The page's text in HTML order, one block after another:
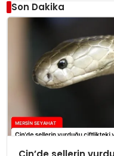
Son Dakika